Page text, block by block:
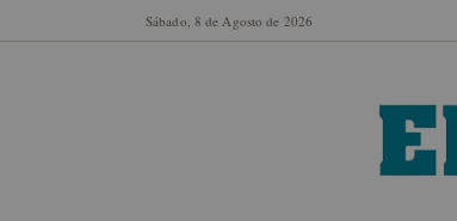
Sábado, 8 de Agosto de 2026